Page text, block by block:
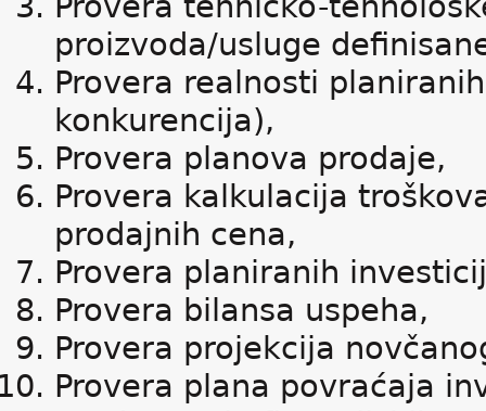
proizvoda/usluge
Provera realnosti
konkurencija),
Provera planova prodaje,
Provera kalkulacija
prodajnih cena,
Provera planiranih
Provera bilansa uspeha,
Provera projekcija
Provera plana povraćaja